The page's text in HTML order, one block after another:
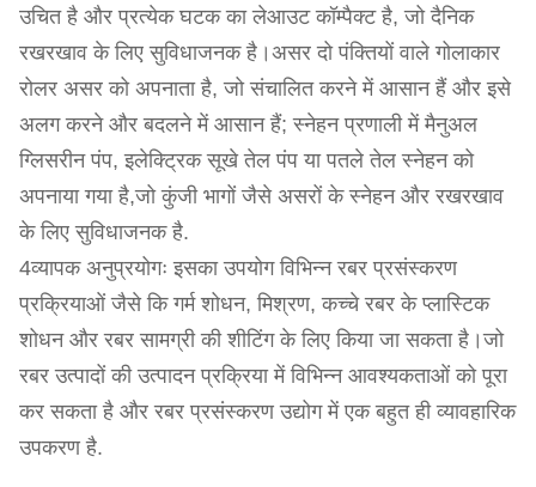
उचित है और प्रत्येक घटक का लेआउट कॉम्पैक्ट है, जो दैनिक
रखरखाव के लिए सुविधाजनक है।असर दो पंक्तियों वाले गोलाकार
रोलर असर को अपनाता है, जो संचालित करने में आसान हैं और इसे
अलग करने और बदलने में आसान हैं; स्नेहन प्रणाली में मैनुअल
ग्लिसरीन पंप, इलेक्ट्रिक सूखे तेल पंप या पतले तेल स्नेहन को
अपनाया गया है,जो कुंजी भागों जैसे असरों के स्नेहन और रखरखाव
के लिए सुविधाजनक है.
4व्यापक अनुप्रयोगः इसका उपयोग विभिन्न रबर प्रसंस्करण
प्रक्रियाओं जैसे कि गर्म शोधन, मिश्रण, कच्चे रबर के प्लास्टिक
शोधन और रबर सामग्री की शीटिंग के लिए किया जा सकता है।जो
रबर उत्पादों की उत्पादन प्रक्रिया में विभिन्न आवश्यकताओं को पूरा
कर सकता है और रबर प्रसंस्करण उद्योग में एक बहुत ही व्यावहारिक
उपकरण है.